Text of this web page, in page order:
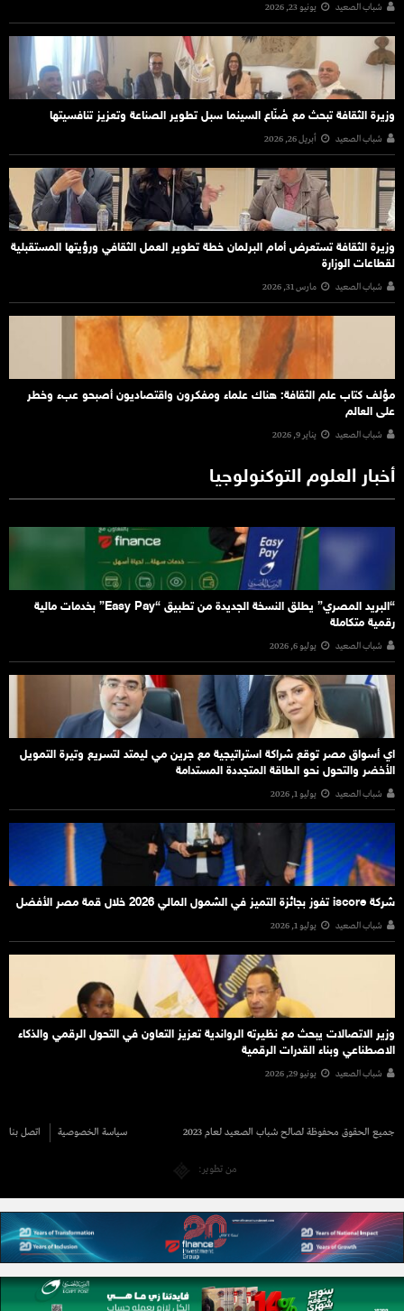
شباب الصعيد يونيو 23, 2026
وزيرة الثقافة تبحث مع صُنّاع السينما سبل تطوير الصناعة وتعزيز تنافسيتها
شباب الصعيد أبريل 26, 2026
وزيرة الثقافة تستعرض أمام البرلمان خطة تطوير العمل الثقافي ورؤيتها المستقبلية
لقطاعات الوزارة
شباب الصعيد مارس 31, 2026
مؤلف كتاب علم الثقافة: هناك علماء ومفكرون واقتصاديون أصبحو عبء وخطر
على العالم
شباب الصعيد يناير 9, 2026
أخبار العلوم التوكنولوجيا
“البريد المصري” يطلق النسخة الجديدة من تطبيق “Easy Pay” بخدمات مالية
رقمية متكاملة
شباب الصعيد يوليو 6, 2026
اي أسواق مصر توقع شراكة استراتيجية مع جرين مي ليمتد لتسريع وتيرة التمويل
الأخضر والتحول نحو الطاقة المتجددة المستدامة
شباب الصعيد يوليو 1, 2026
شركة iscore تفوز بجائزة التميز في الشمول المالي 2026 خلال قمة مصر الأفضل
شباب الصعيد يوليو 1, 2026
وزير الاتصالات يبحث مع نظيرته الرواندية تعزيز التعاون في التحول الرقمي والذكاء
الاصطناعي وبناء القدرات الرقمية
شباب الصعيد يونيو 29, 2026
جميع الحقوق محفوظة لصالح شباب الصعيد لعام 2023 سياسة الخصوصية اتصل بنا
من تطوير: